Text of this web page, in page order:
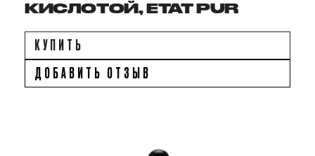
КИСЛОТОЙ, ETAT PUR
КУПИТЬ
ДОБАВИТЬ ОТЗЫВ